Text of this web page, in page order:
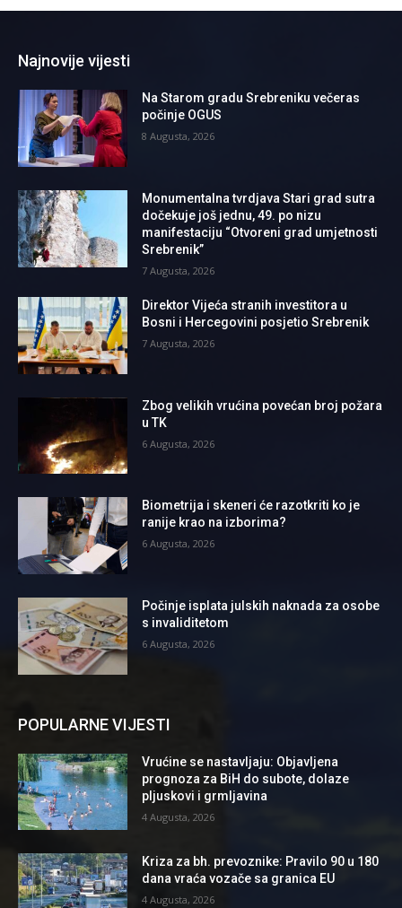
Najnovije vijesti
Na Starom gradu Srebreniku večeras
počinje OGUS
8 Augusta, 2026
Monumentalna tvrdjava Stari grad sutra
dočekuje još jednu, 49. po nizu
manifestaciju “Otvoreni grad umjetnosti
Srebrenik”
7 Augusta, 2026
Direktor Vijeća stranih investitora u
Bosni i Hercegovini posjetio Srebrenik
7 Augusta, 2026
Zbog velikih vrućina povećan broj požara
u TK
6 Augusta, 2026
Biometrija i skeneri će razotkriti ko je
ranije krao na izborima?
6 Augusta, 2026
Počinje isplata julskih naknada za osobe
s invaliditetom
6 Augusta, 2026
POPULARNE VIJESTI
Vrućine se nastavljaju: Objavljena
prognoza za BiH do subote, dolaze
pljuskovi i grmljavina
4 Augusta, 2026
Kriza za bh. prevoznike: Pravilo 90 u 180
dana vraća vozače sa granica EU
4 Augusta, 2026